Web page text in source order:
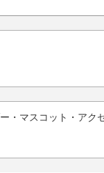
・マスコット・アク